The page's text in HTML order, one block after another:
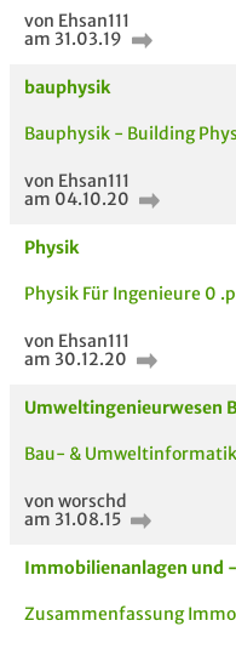
5 VERWANDTE
MODULE
von Ehsan111
am 31.03.19
bauphysik
Bauphysik - Building
von Ehsan111
am 04.10.20
Physik
Physik Für Ingenieure 0
von Ehsan111
am 30.12.20
Umweltingenieurwesen
Bau- &
von worschd
am 31.08.15
Immobilienanlagen und
Zusammenfassung